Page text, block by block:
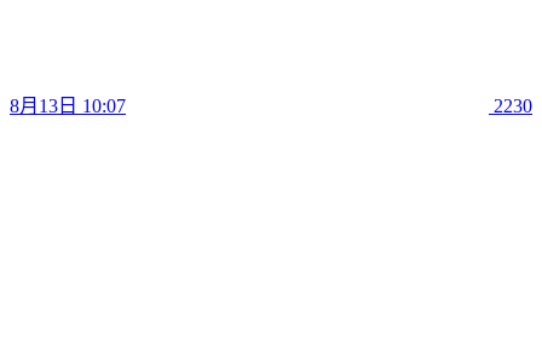
8月13日 10:07 2230